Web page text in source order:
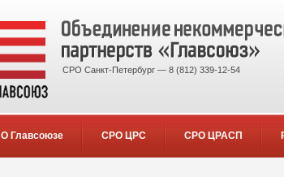
СРО Санкт-Петербург — 8 (812) 339-12-54
О Главсоюзе СРО ЦРС СРО ЦРАСП